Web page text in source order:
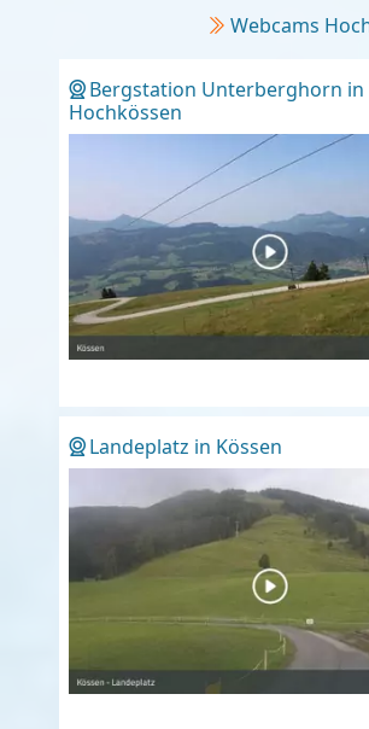
Webcams
Bergstation Unterberghorn in
Hochkössen
Landeplatz in Kössen